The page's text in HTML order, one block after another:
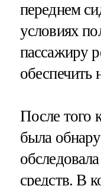
переднем
условиях
пассажиру
обеспечить
После того
была
средств. В